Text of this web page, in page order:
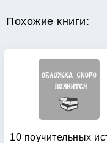
Похожие книги: